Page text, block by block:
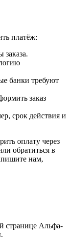
платёж:
заказа.
банки требуют
заказ
срок действия и
оплату через
обратиться в
нам,
странице Альфа-